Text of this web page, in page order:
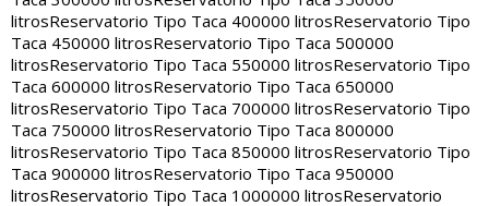
litrosReservatorio Tipo Taca 400000 litrosReservatorio Tipo
Taca 450000 litrosReservatorio Tipo Taca 500000
litrosReservatorio Tipo Taca 550000 litrosReservatorio Tipo
Taca 600000 litrosReservatorio Tipo Taca 650000
litrosReservatorio Tipo Taca 700000 litrosReservatorio Tipo
Taca 750000 litrosReservatorio Tipo Taca 800000
litrosReservatorio Tipo Taca 850000 litrosReservatorio Tipo
Taca 900000 litrosReservatorio Tipo Taca 950000
litrosReservatorio Tipo Taca 1000000 litrosReservatorio